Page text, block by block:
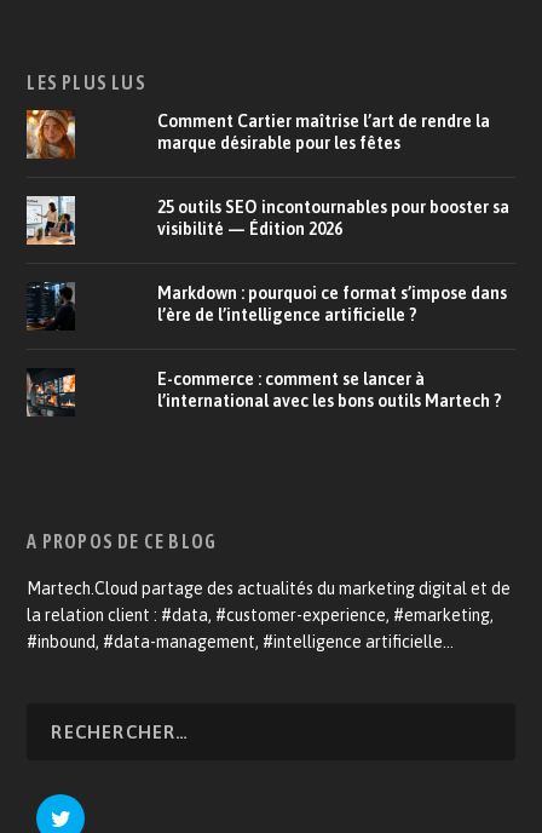
LES PLUS LUS
Comment Cartier maîtrise l’art de rendre la
marque désirable pour les fêtes
25 outils SEO incontournables pour booster sa
visibilité — Édition 2026
Markdown : pourquoi ce format s’impose dans
l’ère de l’intelligence artificielle ?
E-commerce : comment se lancer à
l’international avec les bons outils Martech ?
A PROPOS DE CE BLOG
Martech.Cloud partage des actualités du marketing digital et de
la relation client : #data, #customer-experience, #emarketing,
#inbound, #data-management, #intelligence artificielle…